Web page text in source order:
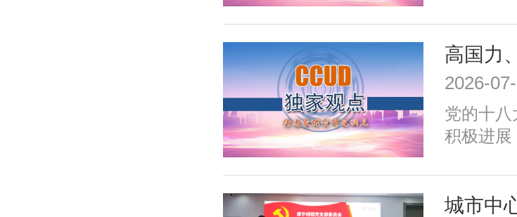
治理、历
成效；
式、培育
推动精
发展任务
城市、安
2026-
党的十
积极进展
治理、历
成效；同